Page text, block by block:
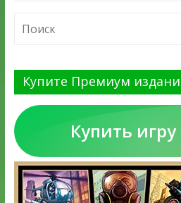
Купите Премиум
Купить игру